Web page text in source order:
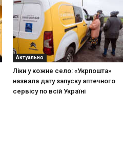
Актуально
Ліки у кожне село: «Укрпошта»
назвала дату запуску аптечного
сервісу по всій Україні